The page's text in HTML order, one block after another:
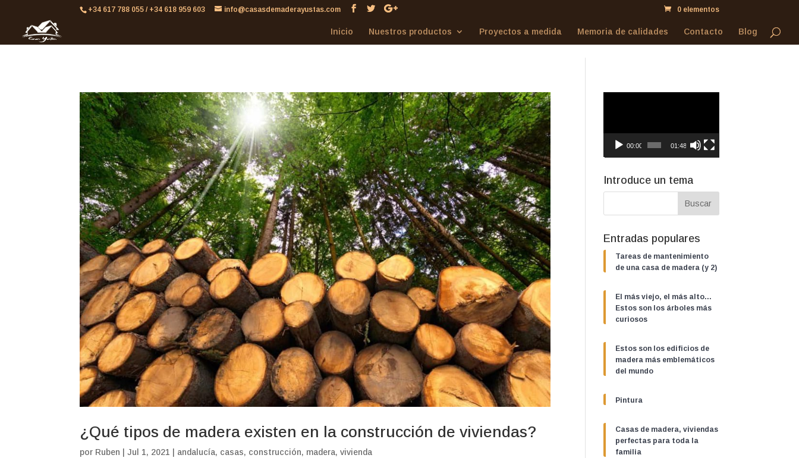
+34 617 788 055 / +34 618 959 603 info@casasdemaderayustas.com 0 elementos
Inicio Nuestros productos Proyectos a medida Memoria de calidades Contacto Blog
¿Qué tipos de madera existen en la construcción de viviendas?
por Ruben |Jul 1, 2021 andalucía, casas, construcción, madera,vivienda
00:00 01:48
Introduce un tema
Entradas populares
Tareas de mantenimiento
de una casa de madera (y 2)
El más viejo, el más alto…
Estos son los árboles más
curiosos
Estos son los edificios de
madera más emblemáticos
del mundo
Pintura
Casas de madera, viviendas
perfectas para toda la
familia